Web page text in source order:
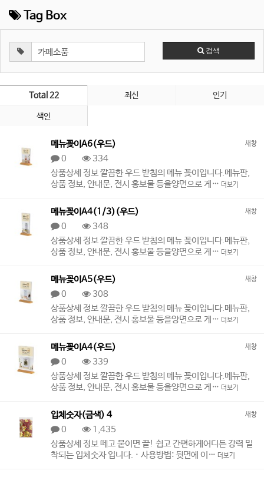
Tag Box
검색
Total 22 최신 인기
색인
새창
메뉴꽂이A6(우드)
0
334
상품상세 정보 깔끔한 우드 받침의 메뉴 꽂이입니다.메뉴판,
상품 정보, 안내문, 전시 홍보물 등을양면으로 게… 더보기
새창
메뉴꽂이A4(1/3)(우드)
0
348
상품상세 정보 깔끔한 우드 받침의 메뉴 꽂이입니다.메뉴판,
상품 정보, 안내문, 전시 홍보물 등을양면으로 게… 더보기
새창
메뉴꽂이A5(우드)
0
308
상품상세 정보 깔끔한 우드 받침의 메뉴 꽂이입니다.메뉴판,
상품 정보, 안내문, 전시 홍보물 등을양면으로 게… 더보기
새창
메뉴꽂이A4(우드)
0
339
상품상세 정보 깔끔한 우드 받침의 메뉴 꽂이입니다.메뉴판,
상품 정보, 안내문, 전시 홍보물 등을양면으로 게… 더보기
새창
입체숫자(금색) 4
0
1,435
상품상세 정보 떼고 붙이면 끝! 쉽고 간편하게어디든 강력 밀
착되는 입체숫자 입니다. · 사용방법: 뒷면에 이… 더보기